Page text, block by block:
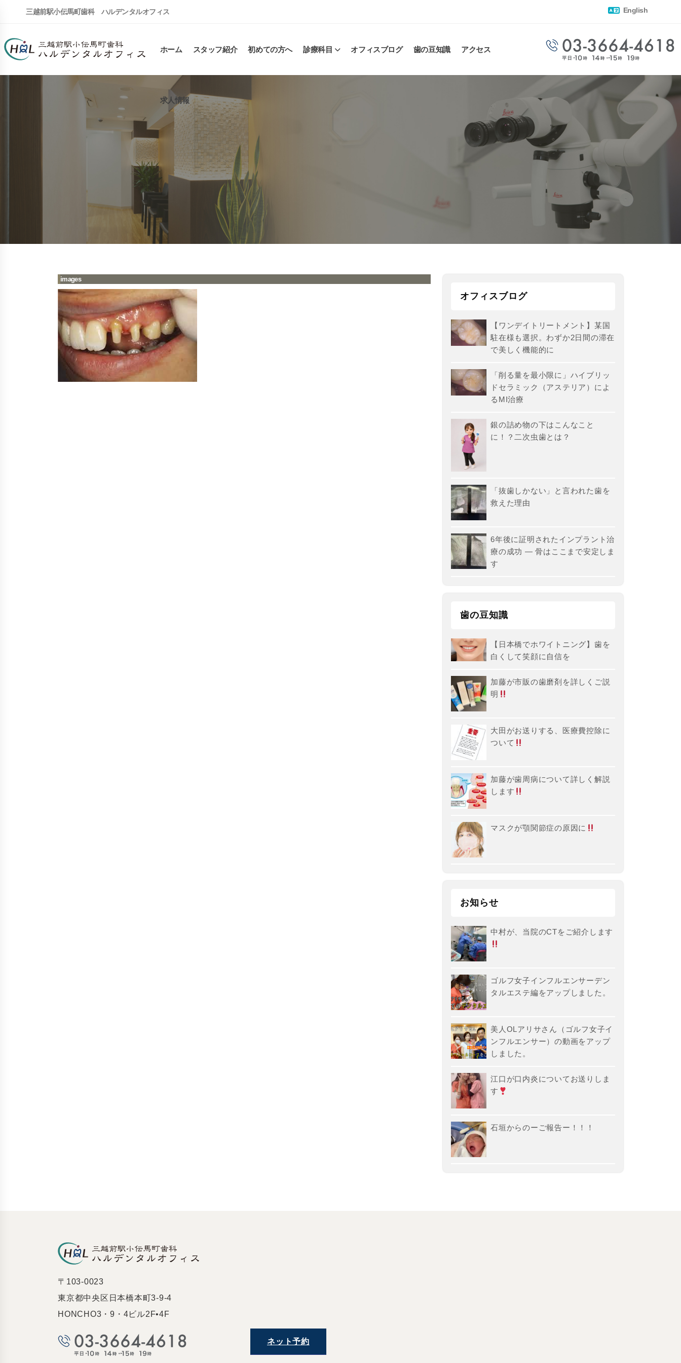
三越前駅小伝馬町歯科 ハルデンタルオフィス English
ホーム スタッフ紹介 初めての方へ 診療科目 オフィスブログ 歯の豆知識 アクセス
求人情報
images
オフィスブログ
【ワンデイトリートメント】某国
駐在様も選択。わずか2日間の滞在
で美しく機能的に
「削る量を最小限に」ハイブリッ
ドセラミック（アステリア）によ
るMI治療
銀の詰め物の下はこんなこと
に！？二次虫歯とは？
「抜歯しかない」と言われた歯を
救えた理由
6年後に証明されたインプラント治
療の成功 ― 骨はここまで安定しま
す
歯の豆知識
【日本橋でホワイトニング】歯を
白くして笑顔に自信を
加藤が市販の歯磨剤を詳しくご説
明
大田がお送りする、医療費控除に
ついて
加藤が歯周病について詳しく解説
します
マスクが顎関節症の原因に
お知らせ
中村が、当院のCTをご紹介します
ゴルフ女子インフルエンサーデン
タルエステ編をアップしました。
美人OLアリサさん（ゴルフ女子イ
ンフルエンサー）の動画をアップ
しました。
江口が口内炎についてお送りしま
す
石垣からのーご報告ー！！！
〒103-0023
東京都中央区日本橋本町3-9-4
HONCHO3・9・4ビル2F•4F
ネット予約